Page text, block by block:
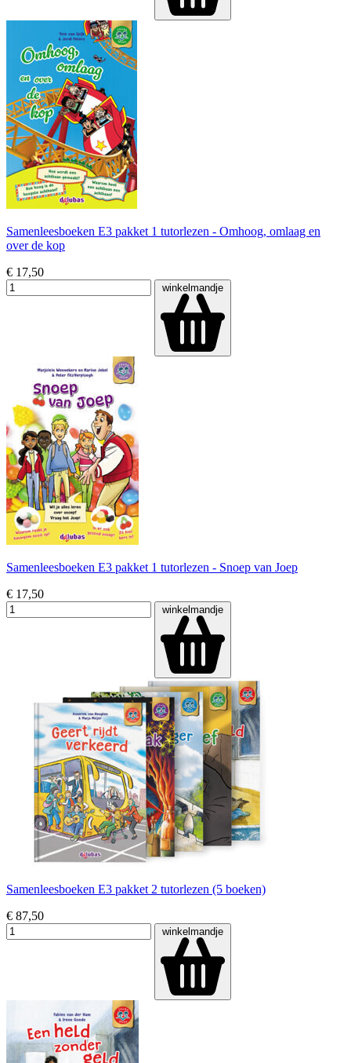
Samenleesboeken E3 pakket 1 tutorlezen - Omhoog, omlaag en
over de kop
€ 17,50
winkelmandje
Samenleesboeken E3 pakket 1 tutorlezen - Snoep van Joep
€ 17,50
winkelmandje
Samenleesboeken E3 pakket 2 tutorlezen (5 boeken)
€ 87,50
winkelmandje